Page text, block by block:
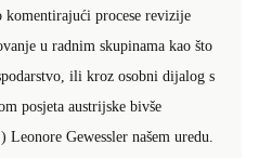
procese revizije
u radnim skupinama kao što
ili kroz osobni dijalog s
posjeta austrijske bivše
Gewessler našem uredu.